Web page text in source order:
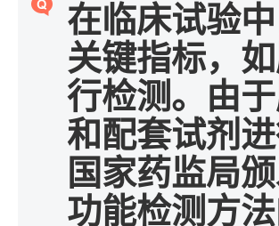
在临床试验
关键指标，
行检测。由
和配套试剂
国家药监局
功能检测方